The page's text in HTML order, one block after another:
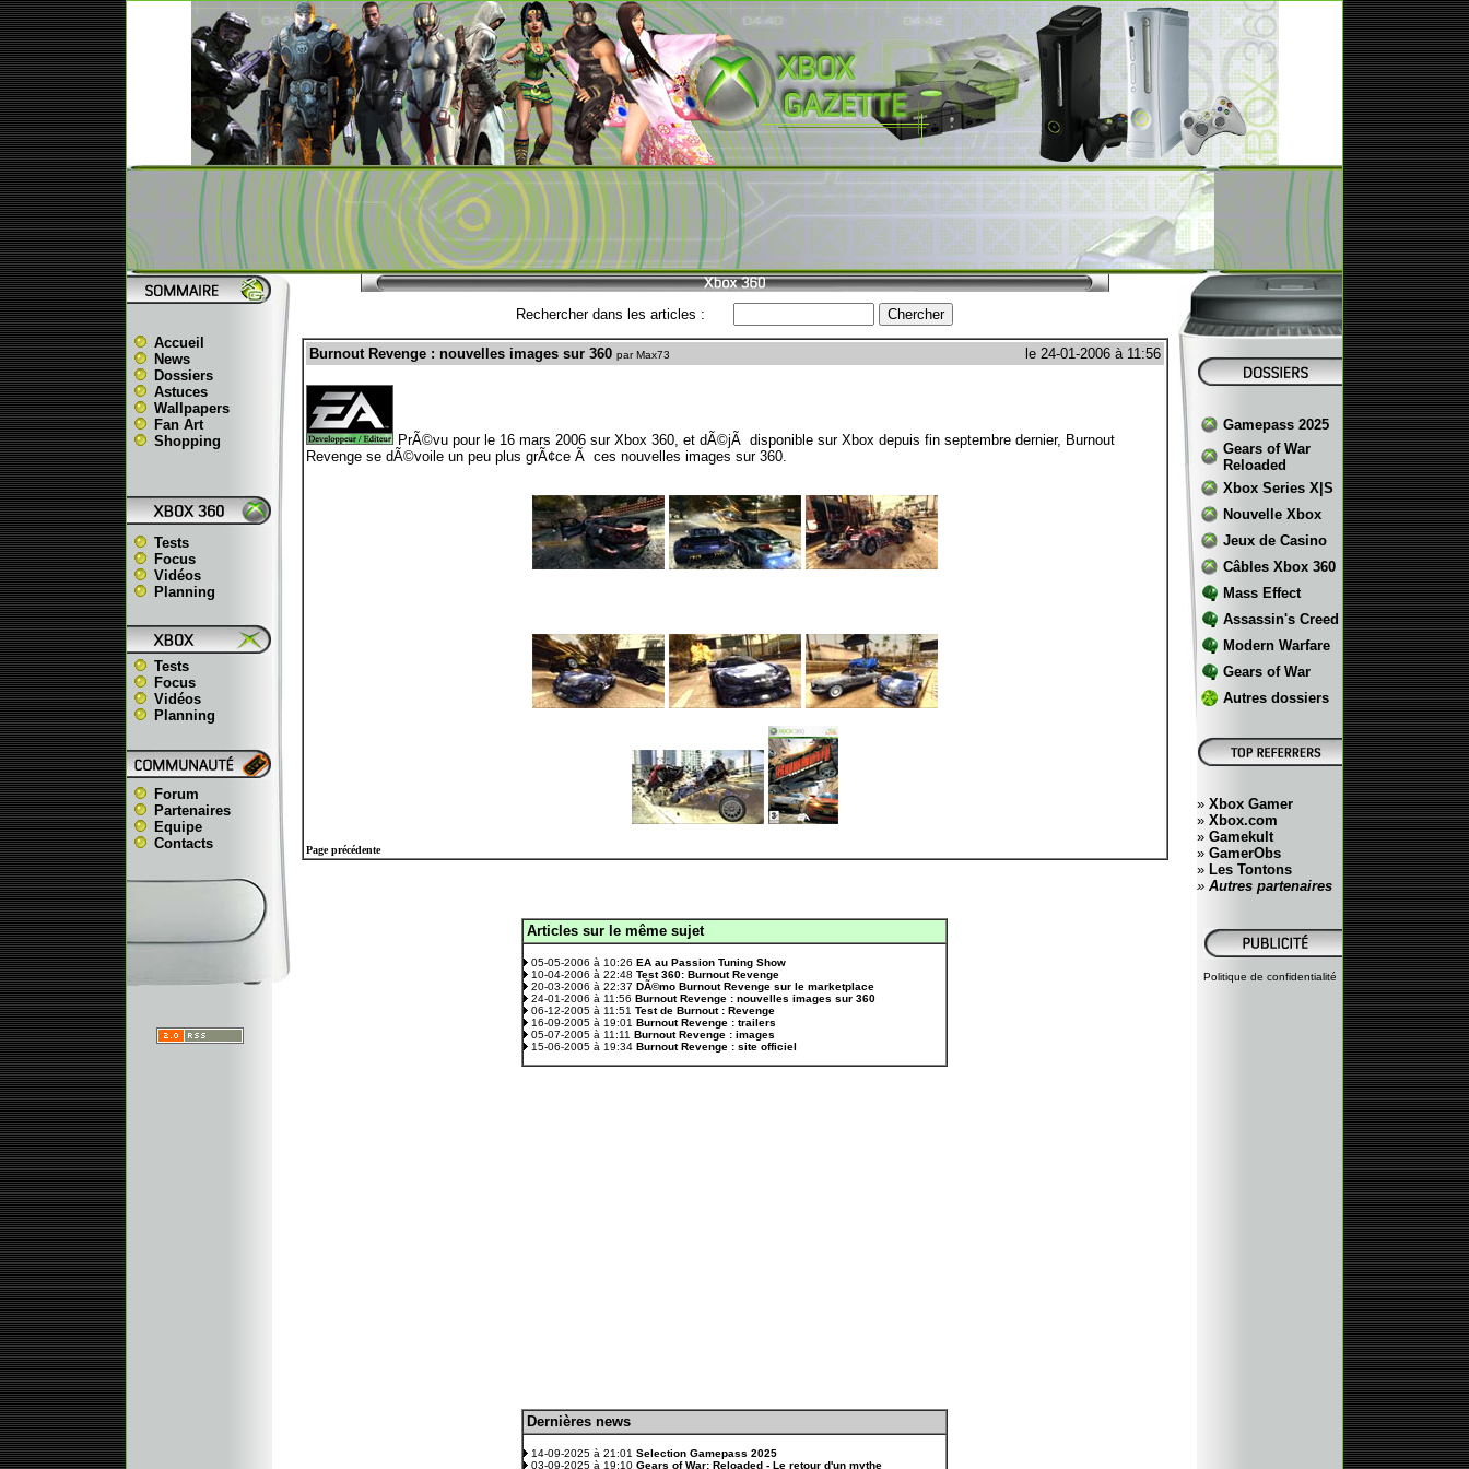
Accueil
News
Dossiers
Astuces
Wallpapers
Fan Art
Shopping
Tests
Focus
Vidéos
Planning
Tests
Focus
Vidéos
Planning
Forum
Partenaires
Equipe
Contacts
Rechercher dans les articles :
Burnout Revenge : nouvelles images sur 360 par Max73 le 24-01-2006 à 11:56
PrÃ©vu pour le 16 mars 2006 sur Xbox 360, et dÃ©jÃ disponible sur Xbox depuis fin septembre dernier, Burnout
Revenge se dÃ©voile un peu plus grÃ¢ce Ã ces nouvelles images sur 360.
Page précédente
Articles sur le même sujet
05-05-2006 à 10:26 EA au Passion Tuning Show
10-04-2006 à 22:48 Test 360: Burnout Revenge
20-03-2006 à 22:37 DÃ©mo Burnout Revenge sur le marketplace
24-01-2006 à 11:56 Burnout Revenge : nouvelles images sur 360
06-12-2005 à 11:51 Test de Burnout : Revenge
16-09-2005 à 19:01 Burnout Revenge : trailers
05-07-2005 à 11:11 Burnout Revenge : images
15-06-2005 à 19:34 Burnout Revenge : site officiel
Dernières news
14-09-2025 à 21:01 Selection Gamepass 2025
03-09-2025 à 19:10 Gears of War: Reloaded - Le retour d'un mythe
Gamepass 2025
Gears of War
Reloaded
Xbox Series X|S
Nouvelle Xbox
Jeux de Casino
Câbles Xbox 360
Mass Effect
Assassin's Creed
Modern Warfare
Gears of War
Autres dossiers
» Xbox Gamer
» Xbox.com
» Gamekult
» GamerObs
» Les Tontons
» Autres partenaires
Politique de confidentialité